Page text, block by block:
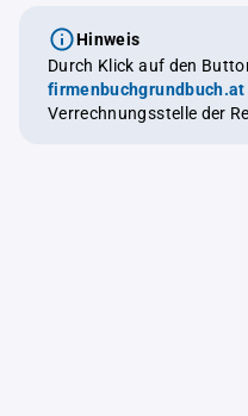
Hinweis
Durch Klick auf den
firmenbuchgrundbuch.at
Verrechnungsstelle der